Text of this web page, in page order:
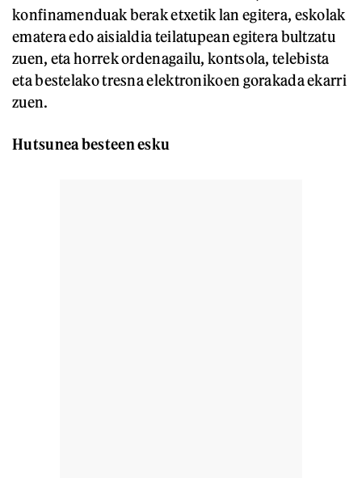
konfinamenduak berak etxetik lan egitera, eskolak
ematera edo aisialdia teilatupean egitera bultzatu
zuen, eta horrek ordenagailu, kontsola, telebista
eta bestelako tresna elektronikoen gorakada ekarri
zuen.
Hutsunea besteen esku